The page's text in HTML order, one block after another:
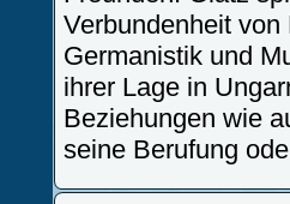
Verbundenheit
Germanistik und
ihrer Lage in
Beziehungen wie
seine Berufung